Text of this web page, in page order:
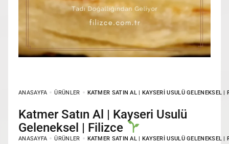
ANASAYFA ÜRÜNLER KATMER SATIN AL | KAYSERI USULÜ GELENEKSEL |
Katmer Satın Al | Kayseri Usulü
Geleneksel | Filizce
ANASAYFA ÜRÜNLER KATMER SATIN AL | KAYSERI USULÜ GELENEKSEL |